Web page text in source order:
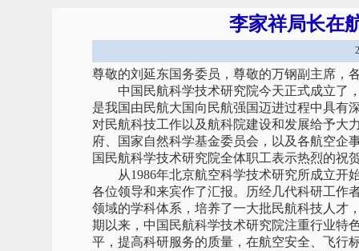
李家祥局长在
尊敬的刘延东国务委员，尊敬的万钢副主席，
中国民航科学技术研究院今天正式成立了，
是我国由民航大国向民航强国迈进过程中具有
对民航科技工作以及航科院建设和发展给予大
府、国家自然科学基金委员会，以及各航空企
国民航科学技术研究院全体职工表示热烈的祝
从1986年北京航空科学技术研究所成立开
各位领导和来宾作了汇报。历经几代科研工作
领域的学科体系，培养了一大批民航科技人才
期以来，中国民航科学技术研究院注重行业特
平，提高科研服务的质量，在航空安全、飞行